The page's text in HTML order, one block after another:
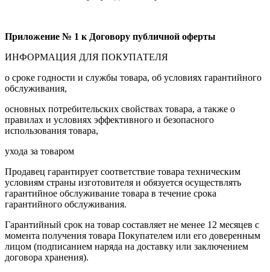
Приложение № 1 к Договору публичной оферты
ИНФОРМАЦИЯ ДЛЯ ПОКУПАТЕЛЯ
о сроке годности и службы товара, об условиях гарантийного
обслуживания,
основных потребительских свойствах товара, а также о
правилах и условиях эффективного и безопасного
использования товара,
ухода за товаром
Продавец гарантирует соответствие товара техническим
условиям страны изготовителя и обязуется осуществлять
гарантийное обслуживание товара в течение срока
гарантийного обслуживания.
Гарантийный срок на товар составляет не менее 12 месяцев с
момента получения товара Покупателем или его доверенным
лицом (подписанием наряда на доставку или заключением
договора хранения).